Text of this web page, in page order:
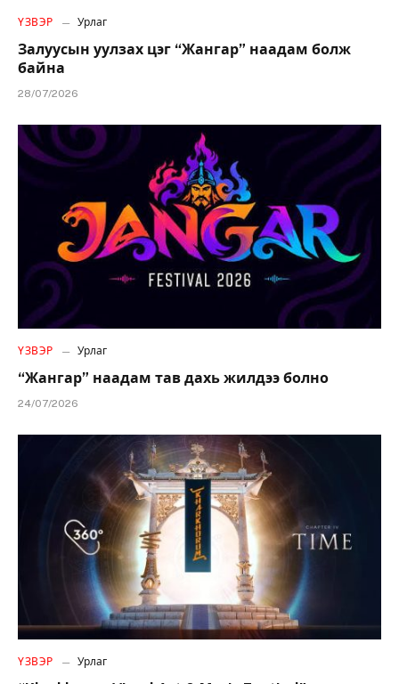
ҮЗВЭР Урлаг
Залуусын уулзах цэг “Жангар” наадам болж
байна
28/07/2026
ҮЗВЭР Урлаг
“Жангар” наадам тав дахь жилдээ болно
24/07/2026
ҮЗВЭР Урлаг